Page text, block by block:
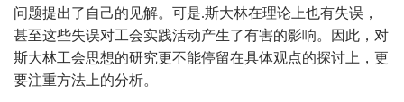
问题提出了自己的见解。可是.斯大林在理论上也有失误，
甚至这些失误对工会实践活动产生了有害的影响。因此，对
斯大林工会思想的研究更不能停留在具体观点的探讨上，更
要注重方法上的分析。